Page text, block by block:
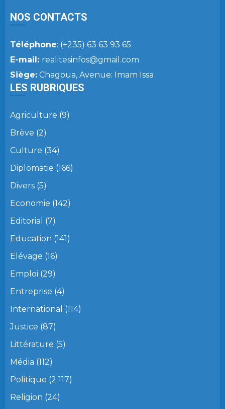
NOS CONTACTS
Téléphone: (+235) 63 63 93 65
E-mail: realitesinfos@gmail.com
Siège: Chagoua, Avenue: Imam Issa
LES RUBRIQUES
Agriculture (9)
Brève (2)
Culture (34)
Diplomatie (166)
Divers (5)
Economie (142)
Editorial (7)
Education (141)
Elévage (16)
Emploi (29)
Entreprise (4)
International (114)
Justice (87)
Littérature (5)
Média (112)
Politique (2 117)
Religion (24)